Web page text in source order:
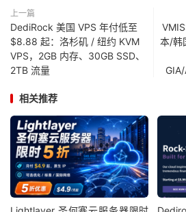
上一篇
DediRock 美国 VPS 年付低至
$8.88 起：洛杉矶 / 纽约 KVM
VPS，2GB 内存、30GB SSD、
2TB 流量
本/韩
相关推荐